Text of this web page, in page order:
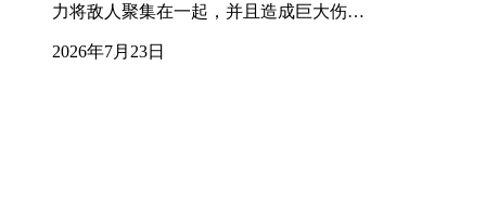
力将敌人聚集在一起，并且造成巨大伤…
2026年7月23日